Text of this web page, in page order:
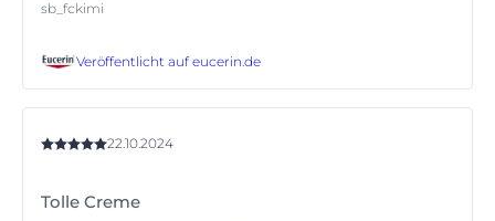
sb_fckimi
Veröffentlicht auf eucerin.de
22.10.2024
Tolle Creme